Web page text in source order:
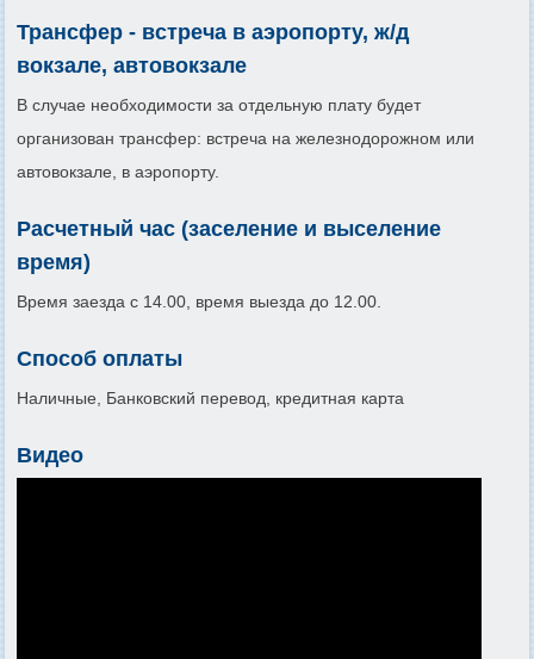
Трансфер - встреча в аэропорту, ж/д
вокзале, автовокзале
В случае необходимости за отдельную плату будет
организован трансфер: встреча на железнодорожном или
автовокзале, в аэропорту.
Расчетный час (заселение и выселение
время)
Время заезда с 14.00, время выезда до 12.00.
Способ оплаты
Наличные, Банковский перевод, кредитная карта
Видео